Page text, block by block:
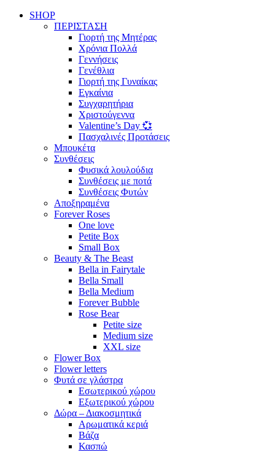
SHOP
ΠΕΡΙΣΤΑΣΗ
Γιορτή της Μητέρας
Χρόνια Πολλά
Γεννήσεις
Γενέθλια
Γιορτή της Γυναίκας
Εγκαίνια
Συγχαρητήρια
Χριστούγεννα
Valentine’s Day 💞
Πασχαλινές Προτάσεις
Μπουκέτα
Συνθέσεις
Φυσικά λουλούδια
Συνθέσεις με ποτά
Συνθέσεις Φυτών
Αποξηραμένα
Forever Roses
One love
Petite Box
Small Box
Beauty & The Beast
Bella in Fairytale
Bella Small
Bella Medium
Forever Bubble
Rose Bear
Petite size
Medium size
XXL size
Flower Box
Flower letters
Φυτά σε γλάστρα
Εσωτερικού χώρου
Εξωτερικού χώρου
Δώρα – Διακοσμητικά
Αρωματικά κεριά
Βάζα
Κασπώ